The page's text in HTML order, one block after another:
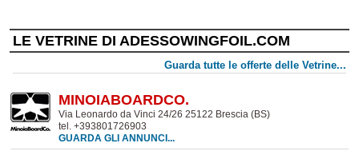
LE VETRINE DI ADESSOWINGFOIL.COM
Guarda tutte le offerte delle Vetrine...
MINOIABOARDCO.
Via Leonardo da Vinci 24/26 25122 Brescia (BS)
tel. +393801726903
GUARDA GLI ANNUNCI...